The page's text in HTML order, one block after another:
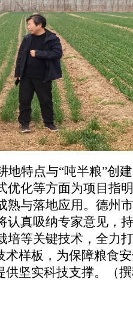
地特点与“吨半粮”创
优化等方面为项目指
熟与落地应用。德州
认真吸纳专家意见，
培等关键技术，全力
术样板，为保障粮食
供坚实科技支撑。
（